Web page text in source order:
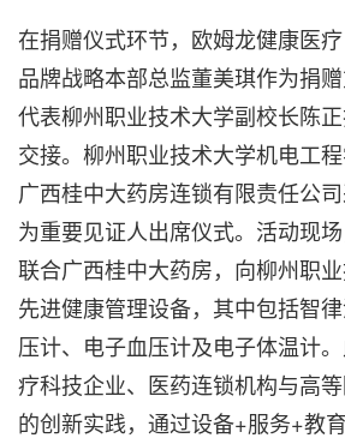
在捐赠仪式环节，欧姆龙健康医
品牌战略本部总监董美琪作为捐
代表柳州职业技术大学副校长陈
交接。柳州职业技术大学机电工程
广西桂中大药房连锁有限责任公
为重要见证人出席仪式。活动现
联合广西桂中大药房，向柳州职
先进健康管理设备，其中包括智
压计、电子血压计及电子体温计
疗科技企业、医药连锁机构与高
的创新实践，通过设备+服务+教